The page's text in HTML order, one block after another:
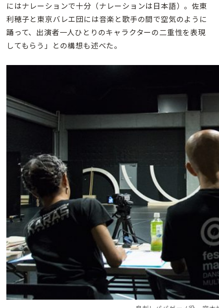
にはナレーションで十分（ナレーションは日本語）。佐東
利穂子と東京バレエ団には音楽と歌手の間で空気のように
踊って、出演者一人ひとりのキャラクターの二重性を表現
してもらう」との構想も述べた。